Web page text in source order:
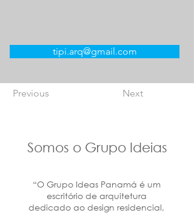
tipi.arq@gmail.com
Previous Next
Somos o Grupo Ideias
“O Grupo Ideas Panamá é um
escritório de arquitetura
dedicado ao design residencial,